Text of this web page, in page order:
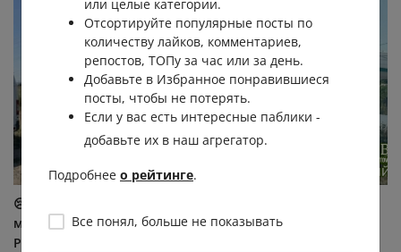
😢 Женщина погибла в
массовом ДТП под
Ростовом на трассе
Πapκοвοй нa гaзοвοй
или целые категории.
Отсортируйте популярные посты по
количеству лайков, комментариев,
репостов, ТОПу за час или за день.
Добавьте в Избранное понравившиеся
посты, чтобы не потерять.
Если у вас есть интересные паблики -
добавьте их в наш агрегатор.
Подробнее о рейтинге.
Все понял, больше не показывать